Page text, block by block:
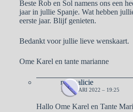
Beste Rob en Sol namens ons een
jaar in jullie Spanje. Wat hebben
eerste jaar. Blijf genieten.
Bedankt voor jullie lieve wenskaart.
Ome Karel en tante marianne
naargalicie
1 JANUARI 2022 – 19:25
Hallo Ome Karel en Tante